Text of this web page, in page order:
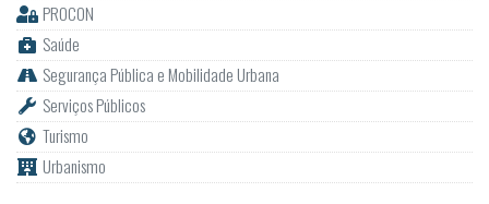
PROCON
Saúde
Segurança Pública e Mobilidade Urbana
Serviços Públicos
Turismo
Urbanismo